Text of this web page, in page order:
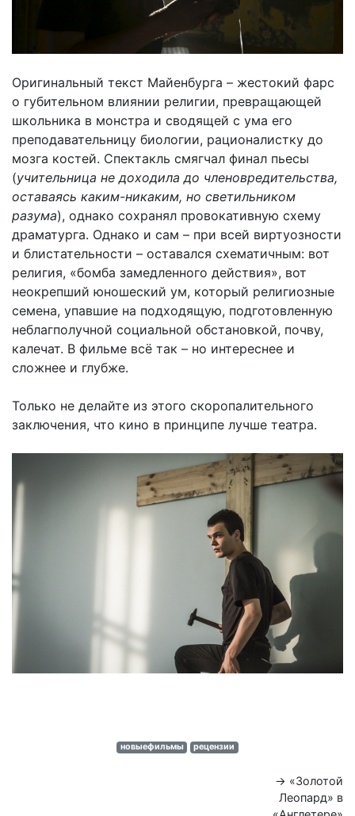
Оригинальный текст Майенбурга – жестокий фарс
о губительном влиянии религии, превращающей
школьника в монстра и сводящей с ума его
преподавательницу биологии, рационалистку до
мозга костей. Спектакль смягчал финал пьесы
(учительница не доходила до членовредительства,
оставаясь каким-никаким, но светильником
разума), однако сохранял провокативную схему
драматурга. Однако и сам – при всей виртуозности
и блистательности – оставался схематичным: вот
религия, «бомба замедленного действия», вот
неокрепший юношеский ум, который религиозные
семена, упавшие на подходящую, подготовленную
неблагполучной социальной обстановкой, почву,
калечат. В фильме всё так – но интереснее и
сложнее и глубже.
Только не делайте из этого скоропалительного
заключения, что кино в принципе лучше театра.
новыефильмы рецензии
→ «Золотой
Леопард» в